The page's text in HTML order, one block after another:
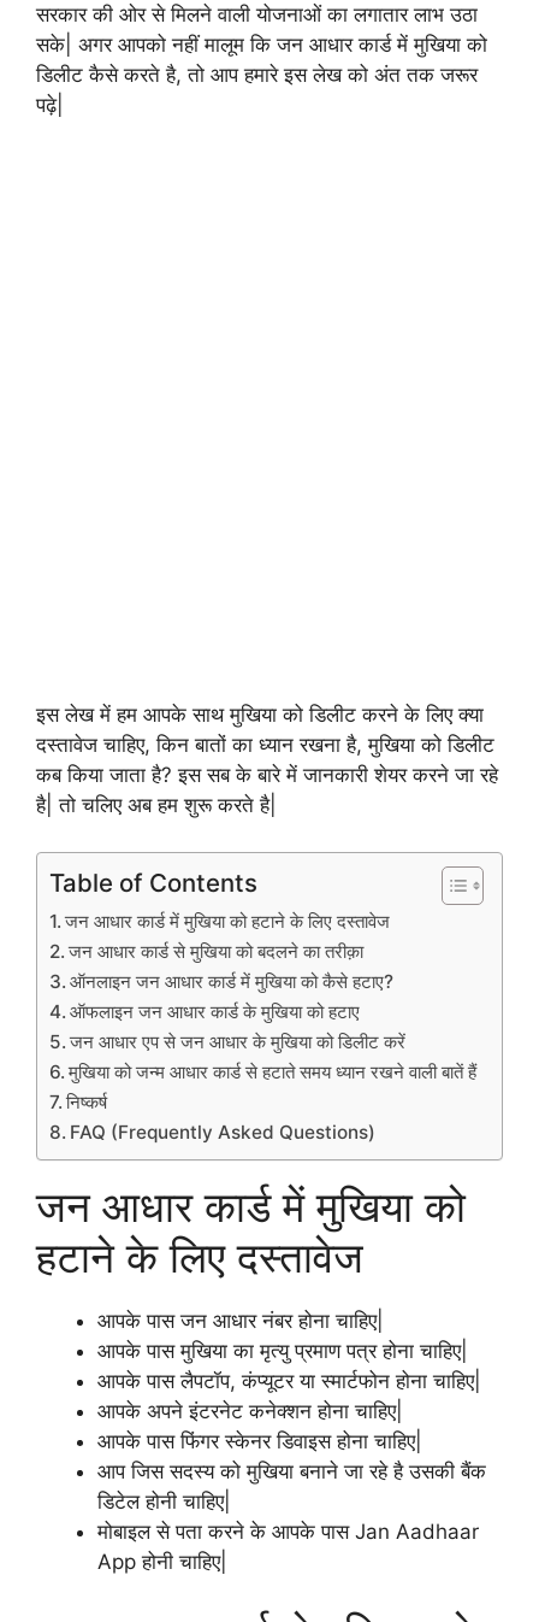
सरकार की ओर से मिलने वाली योजनाओं का लगातार लाभ उठा
सके| अगर आपको नहीं मालूम कि जन आधार कार्ड में मुखिया को
डिलीट कैसे करते है, तो आप हमारे इस लेख को अंत तक जरूर
पढ़े|
इस लेख में हम आपके साथ मुखिया को डिलीट करने के लिए क्या
दस्तावेज चाहिए, किन बातों का ध्यान रखना है, मुखिया को डिलीट
कब किया जाता है? इस सब के बारे में जानकारी शेयर करने जा रहे
है| तो चलिए अब हम शुरू करते है|
Table of Contents
जन आधार कार्ड में मुखिया को हटाने के लिए दस्तावेज
जन आधार कार्ड से मुखिया को बदलने का तरीक़ा
ऑनलाइन जन आधार कार्ड में मुखिया को कैसे हटाए?
ऑफलाइन जन आधार कार्ड के मुखिया को हटाए
जन आधार एप से जन आधार के मुखिया को डिलीट करें
मुखिया को जन्म आधार कार्ड से हटाते समय ध्यान रखने वाली बातें हैं
निष्कर्ष
FAQ (Frequently Asked Questions)
जन आधार कार्ड में मुखिया को
हटाने के लिए दस्तावेज
आपके पास जन आधार नंबर होना चाहिए|
आपके पास मुखिया का मृत्यु प्रमाण पत्र होना चाहिए|
आपके पास लैपटॉप, कंप्यूटर या स्मार्टफोन होना चाहिए|
आपके अपने इंटरनेट कनेक्शन होना चाहिए|
आपके पास फिंगर स्केनर डिवाइस होना चाहिए|
आप जिस सदस्य को मुखिया बनाने जा रहे है उसकी बैंक
डिटेल होनी चाहिए|
मोबाइल से पता करने के आपके पास Jan Aadhaar
App होनी चाहिए|